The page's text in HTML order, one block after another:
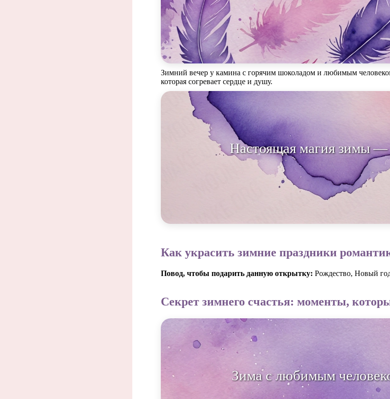
Зимний вечер у камина с горячим шоколадом и любимым
которая согревает сердце и душу.
Настоящая магия зимы — быть
Как украсить зимние праздники
Повод, чтобы подарить данную открытку: Рождество, Новый
Секрет зимнего счастья: моменты,
Зима с любимым человеком —